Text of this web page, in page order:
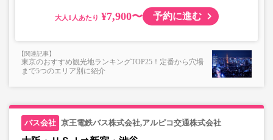
大人 ¥7,900〜 予約に進む
東京のおすすめ観光地ランキングTOP25！定番から穴場
まで5つのエリア別に紹介
京王電鉄バス株式会社,アルピコ交通株式会社